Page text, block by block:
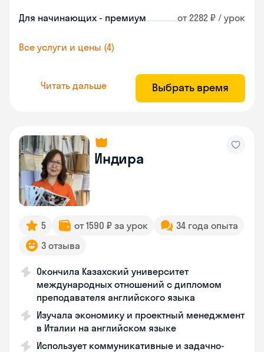
Для начинающих - премиум от 2282 ₽ / урок
Все услуги и цены (4)
Читать дальше Выбрать время
Индира
5 от 1590 ₽ за урок
34 года опыта
3 отзыва
Окончила Казахский университет
международных отношений с дипломом
преподавателя английского языка
Изучала экономику и проектный менеджмент
в Италии на английском языке
Использует коммуникативные и задачно-